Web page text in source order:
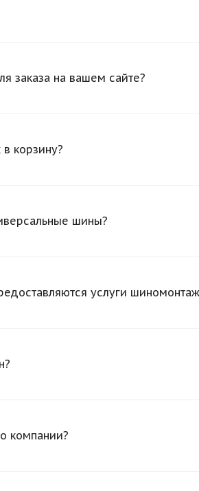
заказа на вашем сайте?
корзину?
шины?
услуги
компании?